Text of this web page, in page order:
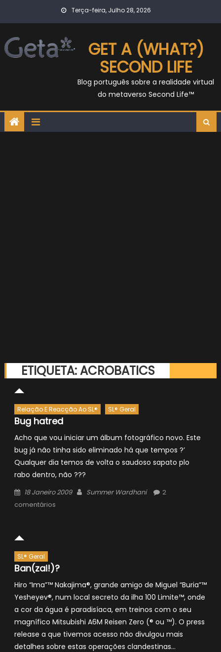
Terça-feira, Julho 28, 2026
GET A (WHAT?)
SECOND LIFE
Blog português sobre a realidade virtual
do metaverso Second Life™
ETIQUETA:ACROBATICS
Relação E Reacção Ao SL® SL® Geral
Bug hatred
Acho que vou iniciar um álbum fotográfico novo. Este
bug já não tinha sido eliminado há que tempos ?’
Qualquer dia temos de volta o saudoso sapato plo
rabo dentro, não ???
Posted
on
18 Janeiro 2009 Author
Summer Wardhani
2
comentários
SL® Geral
Ban(zai!)?
Hiro “Ima”™ Nakajima®, grande amigo de Miguel “Buria”™
Yesheyev®, num local secreto da ilha 100 Limite™, onde
a cor da água é paradisíaca, em treinos com o seu
magnífico Mitsubishi A6M Reisen Zero (® ou ™). O press
release a que tivemos acesso não divulgou mais
detalhes sobre estas operações clandestinas…